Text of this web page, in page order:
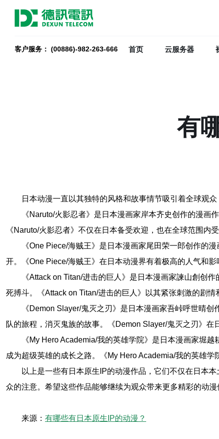
客户服务： (00886)-982-263-666 首页 云服务器
有
日本动漫一直以其独特的风格和故事情节吸引着全球观
《Naruto/火影忍者》是日本漫画家岸本齐史创作的漫
《Naruto/火影忍者》不仅在日本备受欢迎，也在全球范围内
《One Piece/海贼王》是日本漫画家尾田荣一郎创作的
开。《One Piece/海贼王》在日本动漫界有着极高的人气和影
《Attack on Titan/进击的巨人》是日本漫画家諫山創创
死搏斗。《Attack on Titan/进击的巨人》以其紧张刺激的剧
《Demon Slayer/鬼灭之刃》是日本漫画家吾峠呼世晴
队的旅程，消灭鬼族的故事。《Demon Slayer/鬼灭之刃》在
《My Hero Academia/我的英雄学院》是日本漫画家堀
成为超级英雄的成长之路。《My Hero Academia/我的英雄
以上是一些有日本原生IP的动漫作品，它们不仅在日本
众的注意。希望这些作品能够继续为观众带来更多精彩的动漫
来源： 有哪些有日本原生IP的动漫？